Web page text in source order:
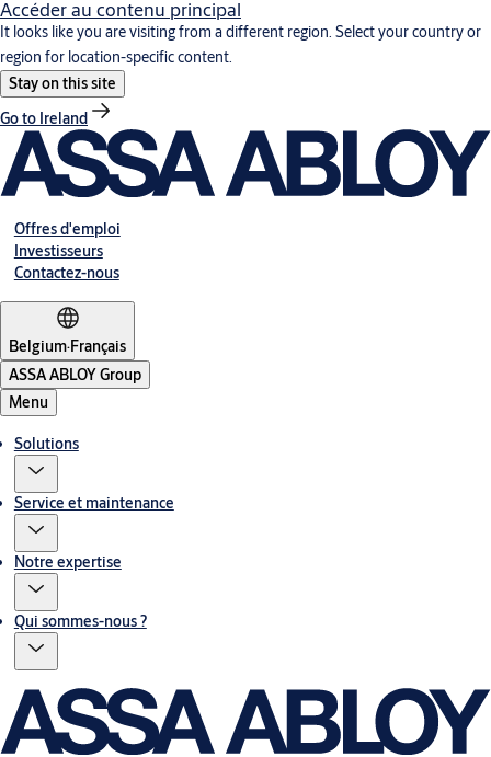
Accéder au contenu principal
It looks like you are visiting from a different region. Select your country or
region for location-specific content.
Stay on this site
Go to Ireland
Offres d'emploi
Investisseurs
Contactez-nous
Belgium·Français
ASSA ABLOY Group
Menu
Solutions
Service et maintenance
Notre expertise
Qui sommes-nous ?